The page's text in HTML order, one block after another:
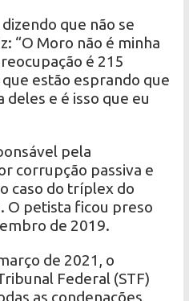
que não se
“O Moro não é minha
é 215
estão esprando que
e é isso que eu
pela
corrupção passiva e
caso do tríplex do
O petista ficou preso
de 2019.
de 2021, o
Federal (STF)
as condenações